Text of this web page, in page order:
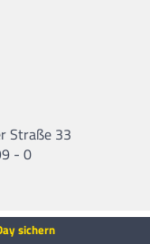
sichern
Straße 33
- 0